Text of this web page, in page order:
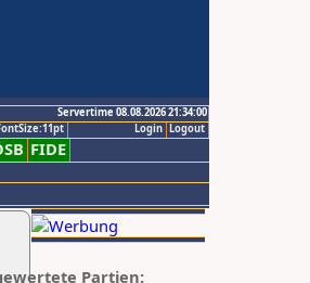
Servertime 08.08.2026 21:34:00
Logout
Login
FIDE
Partien: